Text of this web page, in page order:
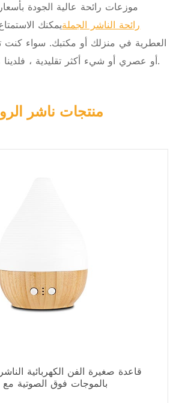
موزعات رائحة عالية الجودة
رائحة الناشر الجملةيمكنك
العطرية في منزلك أو مكتبك. سواء
أو عصري أو شيء أكثر تقليدية ، فلدينا موزع رائحة مثالي لك.
منتجات ناشر
بالموجات فوق الصوتية مع